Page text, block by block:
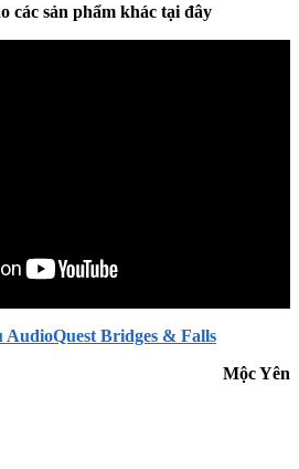
các sản phẩm khác tại đây
AudioQuest Bridges & Falls
Mộc Yên